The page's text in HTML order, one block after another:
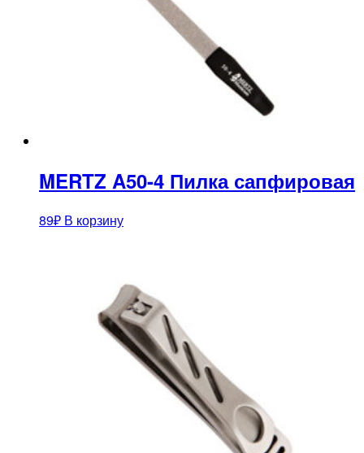
MERTZ A50-4 Пилка сапфировая
89₽ В корзину